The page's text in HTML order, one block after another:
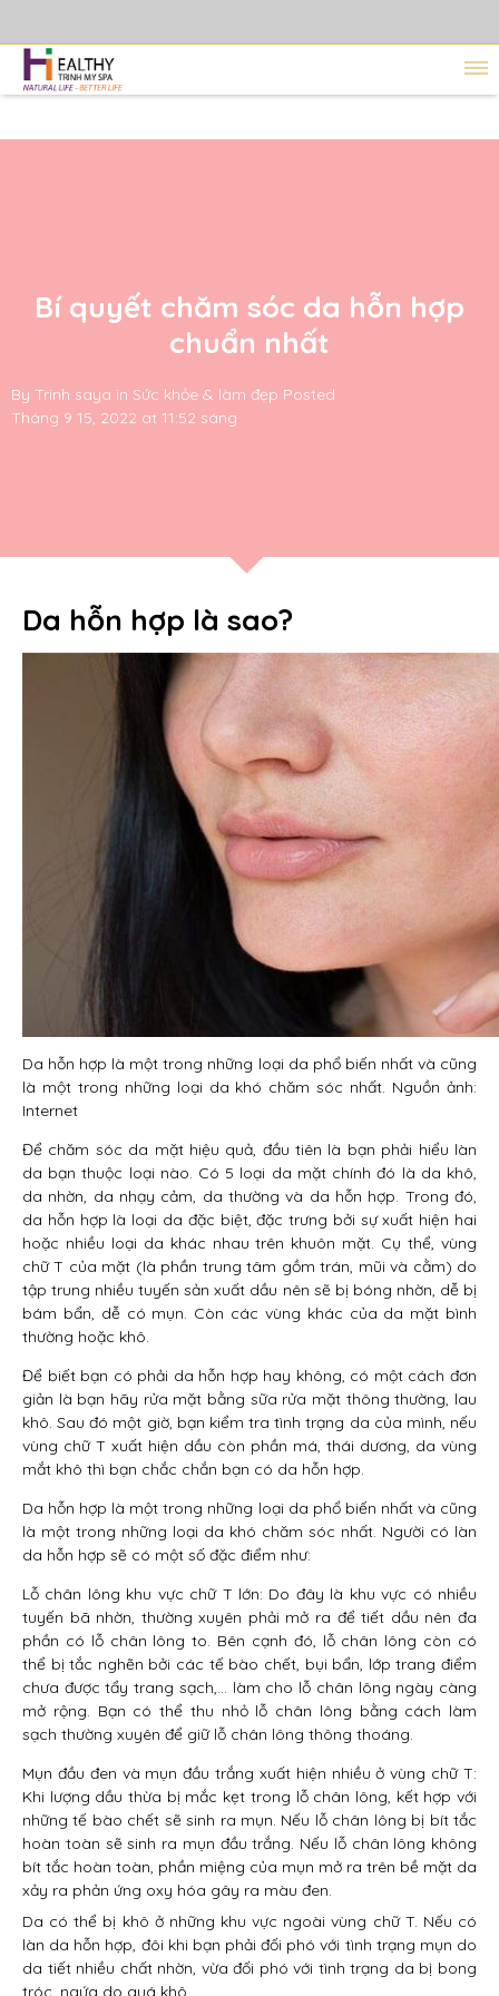
Bí quyết chăm sóc da hỗn hợp
chuẩn nhất
By Trinh saya in Sức khỏe & làm đẹp Posted
Tháng 9 15, 2022 at 11:52 sáng
Da hỗn hợp là sao?
Da hỗn hợp là một trong những loại da phổ biến nhất và cũng
là một trong những loại da khó chăm sóc nhất. Nguồn ảnh:
Internet
Để chăm sóc da mặt hiệu quả, đầu tiên là bạn phải hiểu làn
da bạn thuộc loại nào. Có 5 loại da mặt chính đó là da khô,
da nhờn, da nhạy cảm, da thường và da hỗn hợp. Trong đó,
da hỗn hợp là loại da đặc biệt, đặc trưng bởi sự xuất hiện hai
hoặc nhiều loại da khác nhau trên khuôn mặt. Cụ thể, vùng
chữ T của mặt (là phần trung tâm gồm trán, mũi và cằm) do
tập trung nhiều tuyến sản xuất dầu nên sẽ bị bóng nhờn, dễ bị
bám bẩn, dễ có mụn. Còn các vùng khác của da mặt bình
thường hoặc khô.
Để biết bạn có phải da hỗn hợp hay không, có một cách đơn
giản là bạn hãy rửa mặt bằng sữa rửa mặt thông thường, lau
khô. Sau đó một giờ, bạn kiểm tra tình trạng da của mình, nếu
vùng chữ T xuất hiện dầu còn phần má, thái dương, da vùng
mắt khô thì bạn chắc chắn bạn có da hỗn hợp.
Da hỗn hợp là một trong những loại da phổ biến nhất và cũng
là một trong những loại da khó chăm sóc nhất. Người có làn
da hỗn hợp sẽ có một số đặc điểm như:
Lỗ chân lông khu vực chữ T lớn: Do đây là khu vực có nhiều
tuyến bã nhờn, thường xuyên phải mở ra để tiết dầu nên đa
phần có lỗ chân lông to. Bên cạnh đó, lỗ chân lông còn có
thể bị tắc nghẽn bởi các tế bào chết, bụi bẩn, lớp trang điểm
chưa được tẩy trang sạch,… làm cho lỗ chân lông ngày càng
mở rộng. Bạn có thể thu nhỏ lỗ chân lông bằng cách làm
sạch thường xuyên để giữ lỗ chân lông thông thoáng.
Mụn đầu đen và mụn đầu trắng xuất hiện nhiều ở vùng chữ T:
Khi lượng dầu thừa bị mắc kẹt trong lỗ chân lông, kết hợp với
những tế bào chết sẽ sinh ra mụn. Nếu lỗ chân lông bị bít tắc
hoàn toàn sẽ sinh ra mụn đầu trắng. Nếu lỗ chân lông không
bít tắc hoàn toàn, phần miệng của mụn mở ra trên bề mặt da
xảy ra phản ứng oxy hóa gây ra màu đen.
Da có thể bị khô ở những khu vực ngoài vùng chữ T. Nếu có
làn da hỗn hợp, đôi khi bạn phải đối phó với tình trạng mụn do
da tiết nhiều chất nhờn, vừa đối phó với tình trạng da bị bong
tróc, ngứa do quá khô.